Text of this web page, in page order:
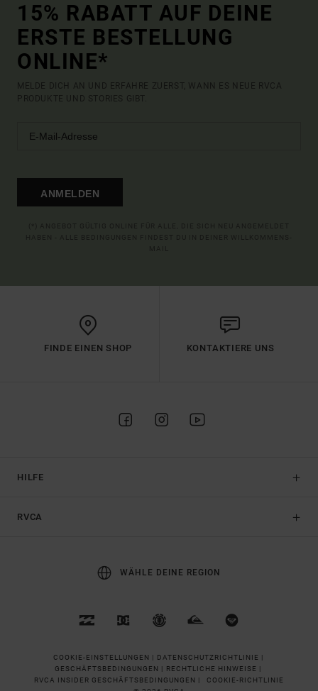
15% RABATT AUF DEINE
ERSTE BESTELLUNG
ONLINE*
MELDE DICH AN UND ERFAHRE ZUERST, WANN ES NEUE RVCA
PRODUKTE UND STORIES GIBT.
ANMELDEN
FINDE EINEN SHOP KONTAKTIERE UNS
HILFE
RVCA
WÄHLE DEINE REGION
COOKIE-EINSTELLUNGEN |
DATENSCHUTZRICHTLINIE |
GESCHÄFTSBEDINGUNGEN |
RECHTLICHE HINWEISE |
RVCA INSIDER GESCHÄFTSBEDINGUNGEN |
COOKIE-RICHTLINIE